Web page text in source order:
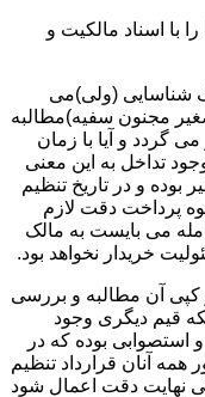
با اسناد مالکیت و
شناسایی (ولی)می
مجنون سفیه)مطالبه
گردد و آیا با زمان
تداخل به این معنی
بوده و در تاریخ تنظیم
پرداخت دقت لازم
می بایست به مالک
خریدار نخواهد بود.
کپی آن مطالبه و بررسی
قیم دیگری وجود
استصوابی بوده که در
آنان قرارداد تنظیم
نهایت دقت اعمال شود